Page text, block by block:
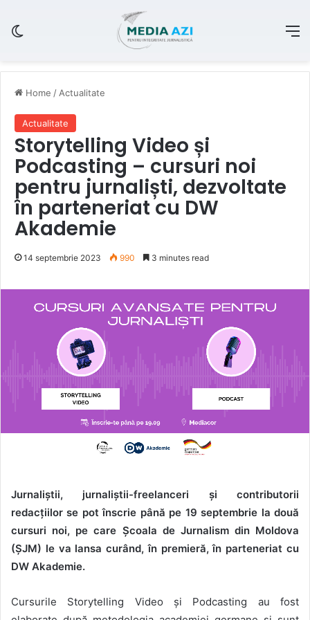
Home / Actualitate
Actualitate
Storytelling Video și
Podcasting – cursuri noi
pentru jurnaliști, dezvoltate
în parteneriat cu DW
Akademie
14 septembrie 2023 990 3 minutes read
Jurnaliștii, jurnaliștii-freelanceri și contributorii
redacțiilor se pot înscrie până pe 19 septembrie la două
cursuri noi, pe care Școala de Jurnalism din Moldova
(ȘJM) le va lansa curând, în premieră, în parteneriat cu
DW Akademie.
Cursurile Storytelling Video și Podcasting au fost